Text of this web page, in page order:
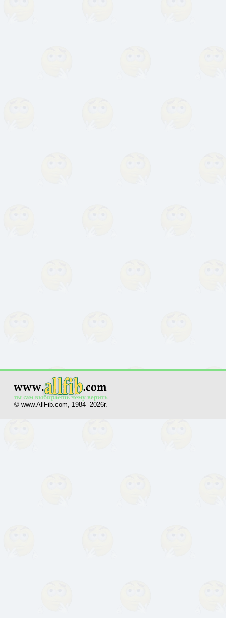
© www.AllFib.com, 1984 -2026г.